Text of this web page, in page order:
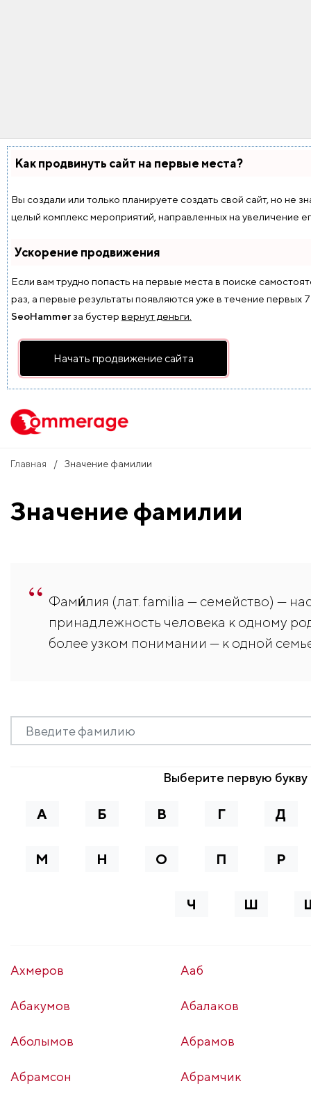
Как продвинуть сайт на первые места?
Вы создали или только планируете создать свой сайт, но не
целый комплекс мероприятий, направленных на увеличение
Ускорение продвижения
Если вам трудно попасть на первые места в поиске
раз, а первые результаты появляются уже в течение первых
SeoHammer за бустер вернут деньги.
Начать продвижение сайта
Главная Значение фамилии
Значение фамилии
Фами́лия (лат. familia — семейство) —
принадлежность человека к одному
более узком понимании — к одной
Выберите первую
А Б В Г Д
М Н О П Р
Ч Ш
Аxмeрoв Ааб
Абакумов Абалаков
Аболымов Абрамов
Абрамсон Абрамчик